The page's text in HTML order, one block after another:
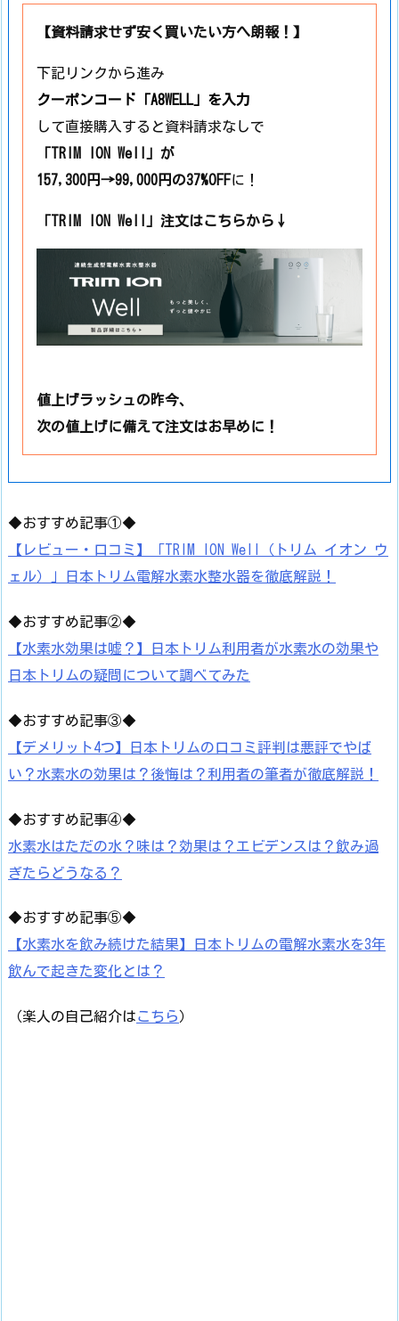
【資料請求せず安く買いたい方へ朗報！】
下記リンクから進み
クーポンコード 「A8WELL」 を入力
して直接購入すると資料請求なしで
「TRIM ION Well」 が
157,300円→99,000円の37%OFFに！
「TRIM ION Well」注文はこちらから↓
値上げラッシュの昨今、
次の値上げに備えて注文はお早めに！
◆おすすめ記事①◆
【レビュー・口コミ】「TRIM ION Well（トリム イオン ウ
ェル）」日本トリム電解水素水整水器を徹底解説！
◆おすすめ記事②◆
【水素水効果は嘘？】日本トリム利用者が水素水の効果や
日本トリムの疑問について調べてみた
◆おすすめ記事③◆
【デメリット4つ】日本トリムの口コミ評判は悪評でやば
い？水素水の効果は？後悔は？利用者の筆者が徹底解説！
◆おすすめ記事④◆
水素水はただの水？味は？効果は？エビデンスは？飲み過
ぎたらどうなる？
◆おすすめ記事⑤◆
【水素水を飲み続けた結果】日本トリムの電解水素水を3年
飲んで起きた変化とは？
（楽人の自己紹介はこちら）